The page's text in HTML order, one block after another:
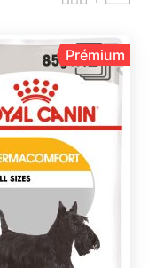
Prémium